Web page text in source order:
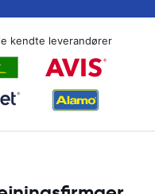
kendte leverandører